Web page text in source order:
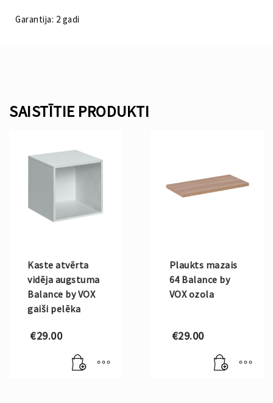
Garantija: 2 gadi
SAISTĪTIE PRODUKTI
Kaste atvērta
vidēja augstuma
Balance by VOX
gaiši pelēka
€29.00
Plaukts mazais
64 Balance by
VOX ozola
€29.00